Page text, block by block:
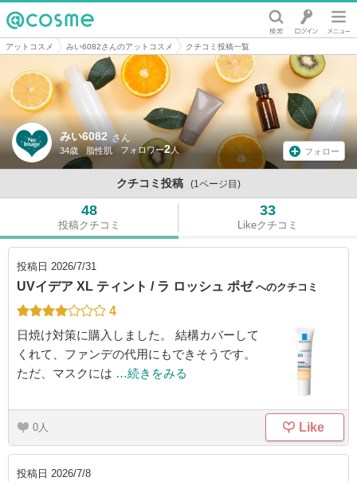
@cosme
アットコスメ みい6082さんのアットコスメ クチコミ投稿一覧
みい6082 さん
34歳 脂性肌 2 フォロー
クチコミ投稿 (1ページ目)
48
投稿クチコミ
33
Likeクチコミ
投稿日 2026/7/31
UVイデア XL ティント / ラ ロッシュ ポゼ へのクチコミ
4
日焼け対策に購入しました。 結構カバーして
くれて、ファンデの代用にもできそうです。
ただ、マスクには …続きをみる
0 Like
投稿日 2026/7/8